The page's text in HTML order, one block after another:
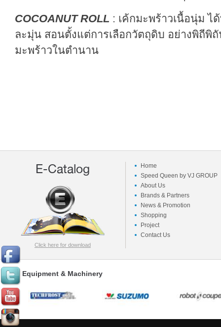
COCOANUT ROLL : เค้กมะพร้าวเนื้อนุ่ม
ละมุ่น สอนตั้งแต่การเลือกวัตถุดิบ อย่างพิถีพิ
มะพร้าวในตำนาน
E-Catalog
Click here for download
Home
Speed Queen by VJ GROUP
About Us
Brands & Partners
News & Promotion
Shopping
Project
Contact Us
Equipment & Machinery